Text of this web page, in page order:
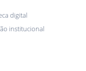
digital
institucional